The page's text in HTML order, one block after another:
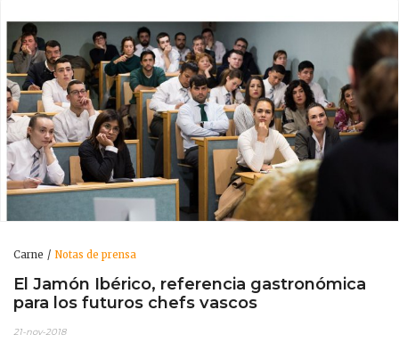
Carne Notas de prensa
El Jamón Ibérico, referencia gastronómica
para los futuros chefs vascos
21-nov-2018